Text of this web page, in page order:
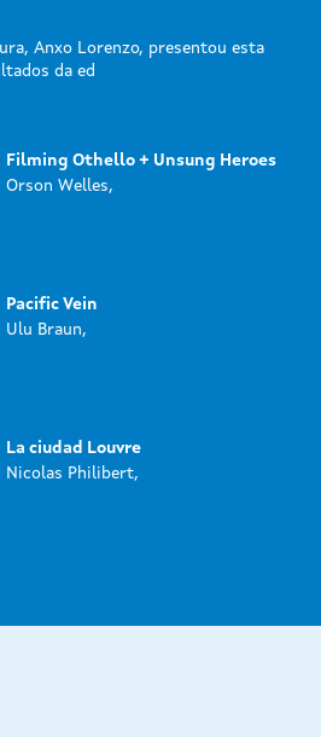
Anxo Lorenzo, presentou esta
da ed
Filming Othello + Unsung Heroes
Orson Welles,
Pacific Vein
Ulu Braun,
La ciudad Louvre
Nicolas Philibert,